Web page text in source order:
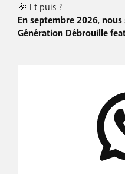
🎉 Et puis ?
En septembre 2026,
Génération Débrouille